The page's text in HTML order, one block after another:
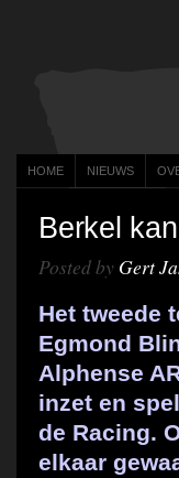
HOME NIEUWS
Berkel
Posted by Gert
Het tweede
Egmond
Alphense
inzet en
de Racing.
elkaar